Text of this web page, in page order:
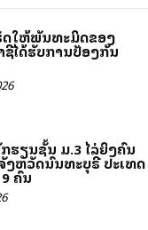
ດໃຫ້ພັນທະມິດຂອງ
ຊີໄດ້ຮັບການປ້ອງກັນ
ຮຽນຊັ້ນ ມ.3 ໄລ່ຍິງຄົນ
ງຫວັດນົນທະບຸຣີ ປະເທດ
ຄົນ